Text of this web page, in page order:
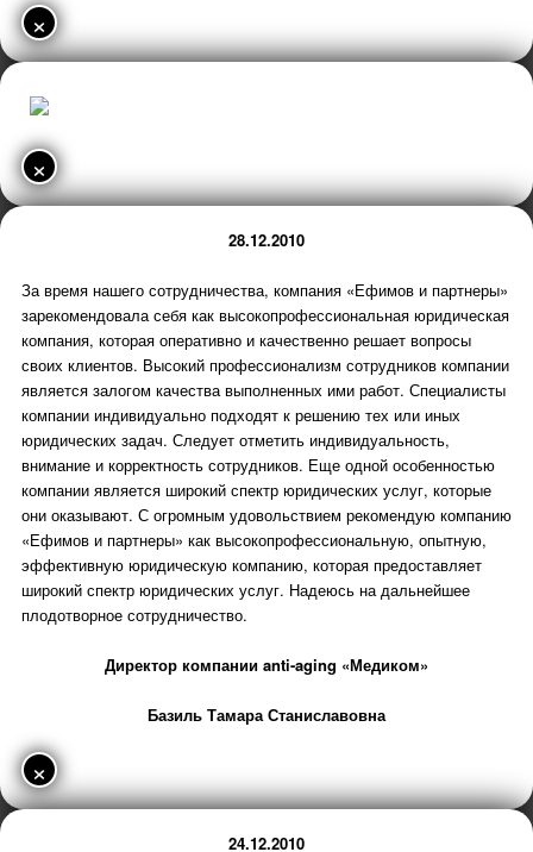
×
×
28.12.2010
За время нашего сотрудничества, компания «Ефимов и партнеры»
зарекомендовала себя как высокопрофессиональная юридическая
компания, которая оперативно и качественно решает вопросы
своих клиентов. Высокий профессионализм сотрудников компании
является залогом качества выполненных ими работ. Специалисты
компании индивидуально подходят к решению тех или иных
юридических задач. Следует отметить индивидуальность,
внимание и корректность сотрудников. Еще одной особенностью
компании является широкий спектр юридических услуг, которые
они оказывают. С огромным удовольствием рекомендую компанию
«Ефимов и партнеры» как высокопрофессиональную, опытную,
эффективную юридическую компанию, которая предоставляет
широкий спектр юридических услуг. Надеюсь на дальнейшее
плодотворное сотрудничество.
Директор компании anti-aging «Медиком»
Базиль Тамара Станиславовна
×
24.12.2010